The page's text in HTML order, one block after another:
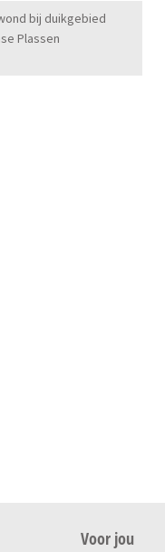
bij duikgebied
Plassen
Voor jou